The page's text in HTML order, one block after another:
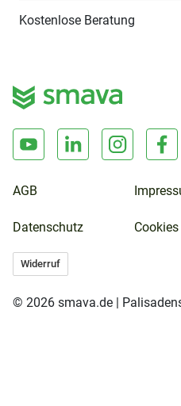
Kostenlose Beratung
AGB
Datenschutz Cookies
Widerruf
© 2026 smava.de |